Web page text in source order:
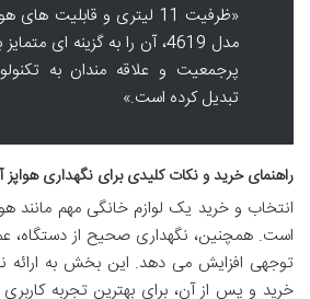
«ظرفیت 11 لیتری و قابلیت
مدل 4619، آن را به گزینه ای
پرجمعیت و علاقه مندان به
تبدیل کرده است.»
راهنمای خرید و نکات کلیدی برای نگهداری هواپز
انتخاب و خرید یک لوازم خانگی مهم مانند
است. همچنین، نگهداری صحیح از دستگاه،
توجهی افزایش می دهد. این بخش به ارائه